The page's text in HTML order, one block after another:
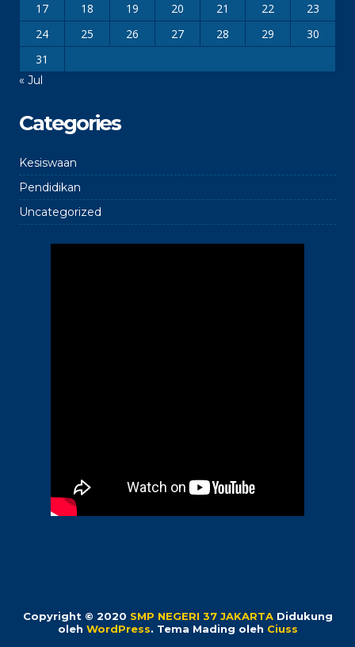
17
18 19 20 21 22
23
24
25 26 27 28 29
30
31
« Jul
Categories
Kesiswaan
Pendidikan
Uncategorized
Copyright © 2020 SMP NEGERI 37 JAKARTADidukung
oleh WordPress. Tema Mading oleh Ciuss